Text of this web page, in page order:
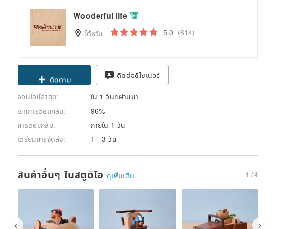
Wooderful life
ไต้หวัน 5.0 (814)
Claim coupon
ติดตาม
ติดต่อดีไซเนอร์
ออนไลน์ล่าสุด:
ใน 1 วันที่ผ่านมา
เรทการตอบกลับ:
96%
การตอบกลับ:
ภายใน 1 วัน
เตรียมการจัดส่ง:
1 - 3 วัน
สินค้าอื่นๆ ในสตูดิโอ ดูเพิ่มเติม 1 / 4